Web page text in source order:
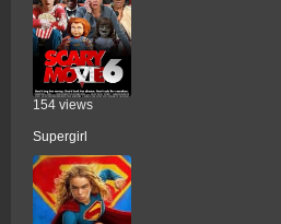
154 views
Supergirl